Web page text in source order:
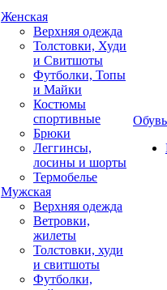
Женская
Верхняя одежда
Толстовки, Худи
и Свитшоты
Футболки, Топы
и Майки
Костюмы
спортивные
Брюки
Леггинсы,
лосины и шорты
Термобелье
Мужская
Верхняя одежда
Ветровки,
жилеты
Толстовки, худи
и свитшоты
Футболки,
Обувь